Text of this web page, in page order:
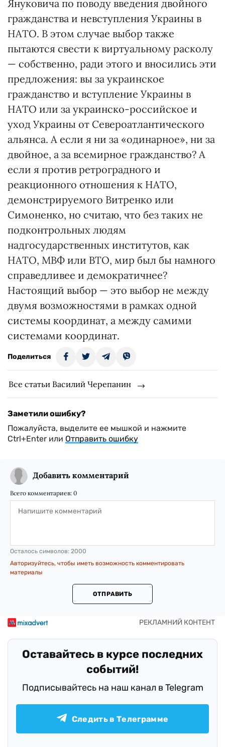
Януковича по поводу введения двойного
гражданства и невступления Украины в
НАТО. В этом случае выбор также
пытаются свести к виртуальному расколу
— собственно, ради этого и вносились эти
предложения: вы за украинское
гражданство и вступление Украины в
НАТО или за украинско-российское и
уход Украины от Североатлантического
альянса. А если я ни за «одинарное», ни за
двойное, а за всемирное гражданство? А
если я против ретроградного и
реакционного отношения к НАТО,
демонстрируемого Витренко или
Симоненко, но считаю, что без таких не
подконтрольных людям
надгосударственных институтов, как
НАТО, МВФ или ВТО, мир был бы намного
справедливее и демократичнее?
Настоящий выбор — это выбор не между
двумя возможностями в рамках одной
системы координат, а между самими
системами координат.
Поделиться
Все статьи Василий Черепанин
Заметили ошибку?
Пожалуйста, выделите ее мышкой и нажмите
Ctrl+Enter или Отправить ошибку
Добавить комментарий
Всего комментариев: 0
Осталось символов: 2000
Авторизуйтесь, чтобы иметь возможность комментировать
материалы
ОТПРАВИТЬ
Оставайтесь в курсе последних
событий!
Подписывайтесь на наш канал в Telegram
Следить в Телеграмме